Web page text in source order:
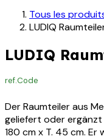
Tous les
LUDIQ
LUDIQ
ref.Code
Der Raumteiler aus
geliefert oder ergänzt
180 cm x T. 45 cm.